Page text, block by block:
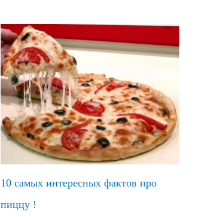
10 самых интересных фактов про
пиццу !